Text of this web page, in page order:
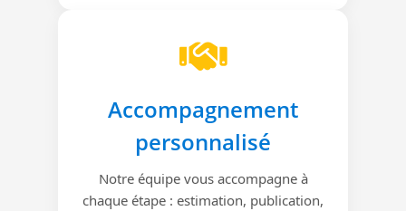
Accompagnement
personnalisé
Notre équipe vous accompagne à
chaque étape : estimation, publication,